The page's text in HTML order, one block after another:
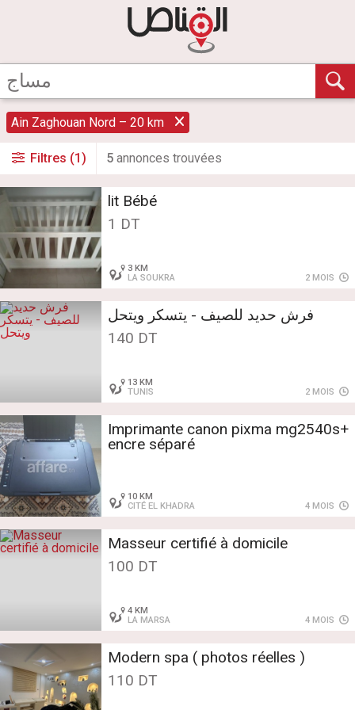
Ain Zaghouan Nord – 20 km
Filtres (1) 5 annonces trouvées
lit Bébé
1 DT
3 KM
LA SOUKRA
2 MOIS
فرش حديد للصيف - يتسكر ويتحل
140 DT
13 KM
TUNIS
2 MOIS
Imprimante canon pixma mg2540s+
encre séparé
10 KM
CITÉ EL KHADRA
4 MOIS
Masseur certifié à domicile
100 DT
4 KM
LA MARSA
4 MOIS
Modern spa ( photos réelles )
110 DT